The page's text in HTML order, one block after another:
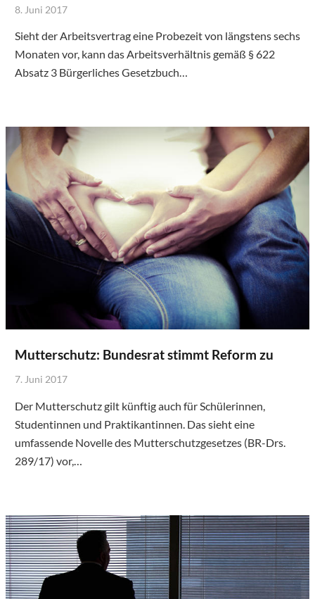
8. Juni 2017
Sieht der Arbeitsvertrag eine Probezeit von längstens sechs
Monaten vor, kann das Arbeitsverhältnis gemäß § 622
Absatz 3 Bürgerliches Gesetzbuch…
Mutterschutz: Bundesrat stimmt Reform zu
7. Juni 2017
Der Mutterschutz gilt künftig auch für Schülerinnen,
Studentinnen und Praktikantinnen. Das sieht eine
umfassende Novelle des Mutterschutzgesetzes (BR-Drs.
289/17) vor,…